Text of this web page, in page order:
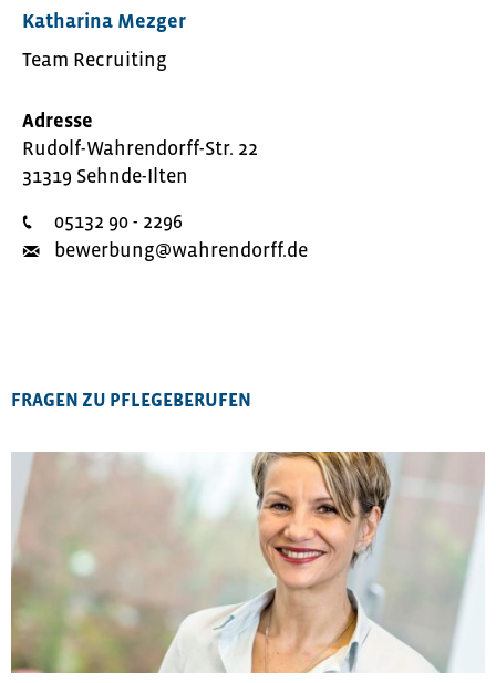
Katharina Mezger
Team Recruiting
Adresse
Rudolf-Wahrendorff-Str. 22
31319 Sehnde-Ilten
05132 90 - 2296
bewerbung@wahrendorff.de
FRAGEN ZU PFLEGEBERUFEN